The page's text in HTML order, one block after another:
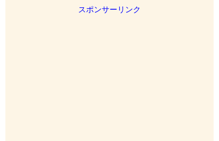
スポンサーリンク